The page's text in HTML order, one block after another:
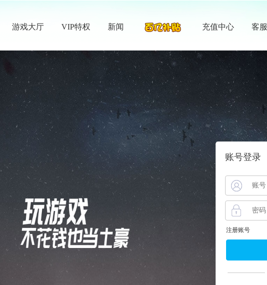
游戏大厅 VIP特权 新闻 充值中心 客服
账号登录
注册账号